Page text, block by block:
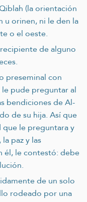
(la orientación
u orinen, ni le den la
o el oeste.
de alguno
preseminal con
pude preguntar al
bendiciones de Al-
de su hija. Así que
le preguntara y
paz y las
él, le contestó: debe
de un solo
rodeado por una